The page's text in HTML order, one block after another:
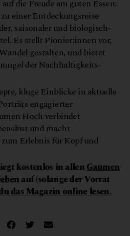
die Freude am guten Essen:
einer Entdeckungsreise
saisonaler und biologisch-
Es stellt Pionier:innen vor,
gestalten, und bietet
der Nachhaltigkeits-
kluge Einblicke in aktuelle
engagierter
Hoch verbindet
und macht
Erlebnis für Kopf und
kostenlos in allenGaumen
auf(solange der Vorrat
das Magazin online lesen.